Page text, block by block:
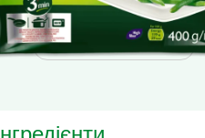
Маса нетто: 400 g